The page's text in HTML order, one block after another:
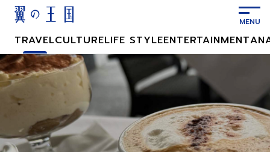
ン
テ
ン
ス
TRAVELCULTURELIFE STYLEENTERTAINMENT